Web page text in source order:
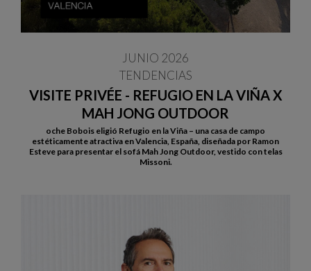
VISITE PRIVÉE - REFUGIO EN LA VIÑA X
MAH JONG OUTDOOR
JUNIO 2026
TENDENCIAS
oche Bobois eligió Refugio en la Viña – una casa de campo
estéticamente atractiva en Valencia, España, diseñada por Ramon
Esteve para presentar el sofá Mah Jong Outdoor, vestido con telas
Missoni.